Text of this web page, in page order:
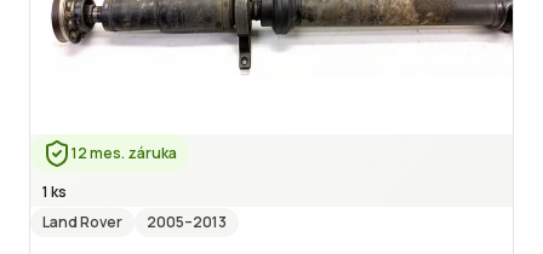
12 mes. záruka
1 ks
Land Rover
2005–2013